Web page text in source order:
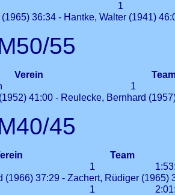
1
36:34 - Hantke, Walter (1941)
55
Verein
1
41:00 - Reulecke, Bernhard
45
Team
1
(1966) 37:29 - Zachert, Rüdiger (1965)
1